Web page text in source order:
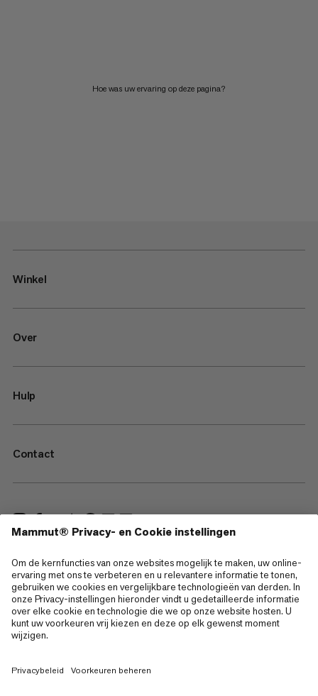
Hoe was uw ervaring op deze pagina?
Winkel
Over
Hulp
Contact
—
Sitemap
Cookies
Juridische kennisgeving